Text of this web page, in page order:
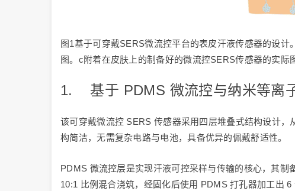
图1基于可穿戴SERS微流控平台的表皮汗液传感器的设
图。c附着在皮肤上的制备好的微流控SERS传感器的实际
1. 基于 PDMS 微流控与纳米等离
该可穿戴微流控 SERS 传感器采用四层堆叠式结构设计
构简洁，无需复杂电路与电池，具备优异的佩戴舒适性。
PDMS 微流控层是实现汗液可控采样与传输的核心，其
10:1 比例混合浇筑，经固化后使用 PDMS 打孔器加工出